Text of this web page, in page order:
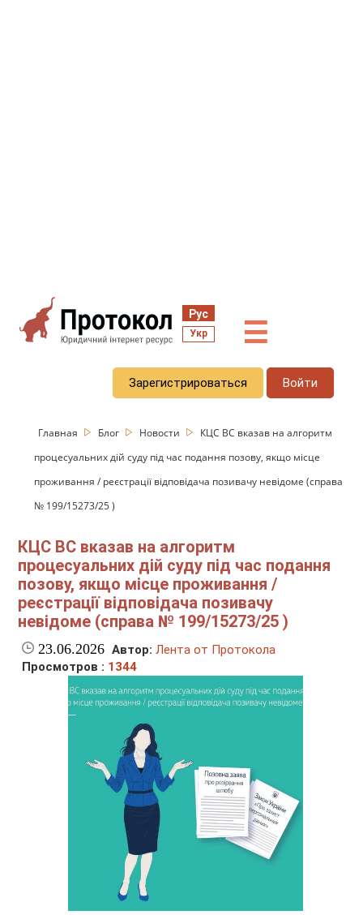
Рус
Укр ☰
Зарегистрироваться Войти
Главная Блог Новости
КЦС ВС вказав на алгоритм
процесуальних дій суду під час подання позову, якщо місце
проживання / реєстрації відповідача позивачу невідоме (справа
№ 199/15273/25 )
КЦС ВС вказав на алгоритм
процесуальних дій суду під час подання
позову, якщо місце проживання /
реєстрації відповідача позивачу
невідоме (справа № 199/15273/25 )
23.06.2026 Автор: Лента от Протокола
Просмотров : 1344